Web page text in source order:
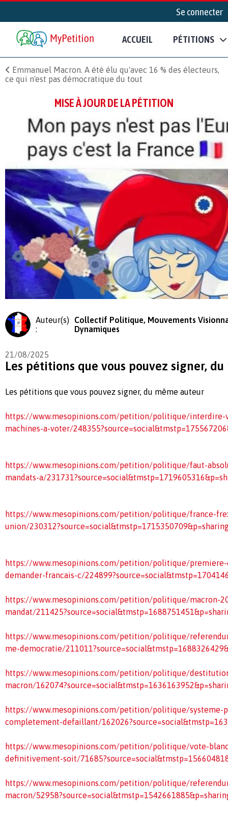
Se connecter
ACCUEIL PÉTITIONS
Emmanuel Macron. A été élu qu'avec 16 % des électeurs,
ce qui n'est pas démocratique du tout
MISE À JOUR DE LA PÉTITION
Auteur(s)
:
Collectif Politique, Mouvements
Dynamiques
21/08/2025
Les pétitions que vous pouvez signer,
Les pétitions que vous pouvez signer, du même auteur
https://www.mesopinions.com/petition/politique/interdire-
machines-a-voter/
https://www.mesopinions.com/petition/politique/faut-
mandats-a/
https://www.mesopinions.com/petition/politique/france-
union/
https://www.mesopinions.com/petition/politique/premiere-
demander-francais-c/
https://www.mesopinions.com/petition/politique/macron-
mandat/
https://www.mesopinions.com/petition/politique/
me-democratie/
https://www.mesopinions.com/petition/politique/
macron/
https://www.mesopinions.com/petition/politique/systeme-
completement-defaillant/
https://www.mesopinions.com/petition/politique/vote-
definitivement-soit/
https://www.mesopinions.com/petition/politique/
macron/